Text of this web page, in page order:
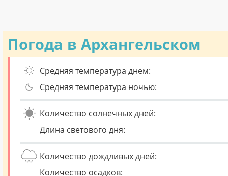
Погода в Архангельском
Средняя температура днем:
Средняя температура ночью:
Количество солнечных дней:
Длина светового дня:
Количество дождливых дней:
Количество осадков: